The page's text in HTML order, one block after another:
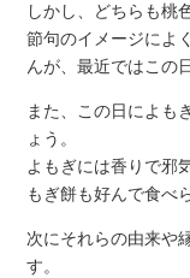
しかし、どちらも桃
節句のイメージによ
んが、最近ではこの
また、この日によも
ょう。
よもぎには香りで邪
もぎ餅も好んで食べ
次にそれらの由来や
す。